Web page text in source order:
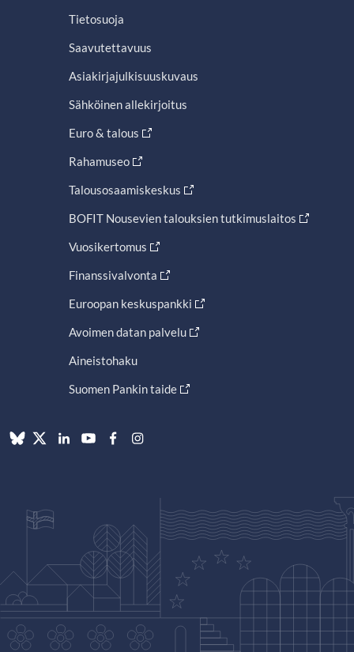
Tietosuoja
Saavutettavuus
Asiakirjajulkisuuskuvaus
Sähköinen allekirjoitus
Euro & talous
Rahamuseo
Talousosaamiskeskus
BOFIT Nousevien talouksien tutkimuslaitos
Vuosikertomus
Finanssivalvonta
Euroopan keskuspankki
Avoimen datan palvelu
Aineistohaku
Suomen Pankin taide